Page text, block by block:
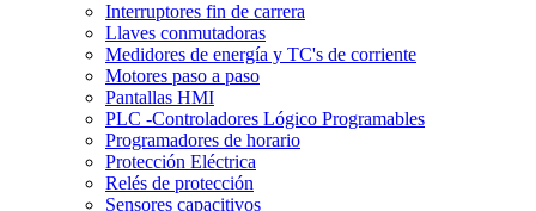
Interruptores fin de carrera
Llaves conmutadoras
Medidores de energía y TC's de corriente
Motores paso a paso
Pantallas HMI
PLC -Controladores Lógico Programables
Programadores de horario
Protección Eléctrica
Relés de protección
Sensores capacitivos